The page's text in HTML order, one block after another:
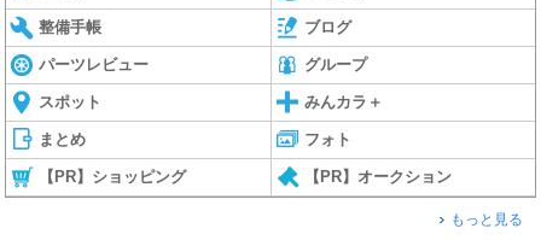
整備手帳 ブログ
パーツレビュー グループ
スポット みんカラ＋
まとめ フォト
【PR】ショッピング 【PR】オークション
もっと見る